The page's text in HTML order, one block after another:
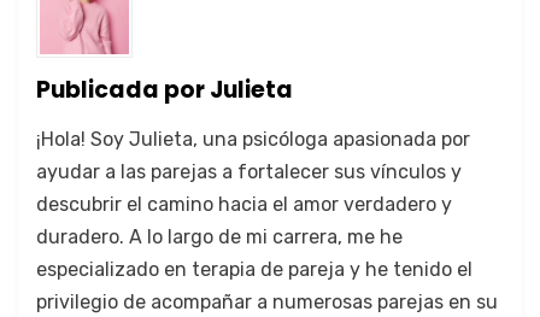
fin de la relación. Sin
Publicada porJulieta
¡Hola! Soy Julieta, una psicóloga apasionada por
ayudar a las parejas a fortalecer sus vínculos y
descubrir el camino hacia el amor verdadero y
duradero. A lo largo de mi carrera, me he
especializado en terapia de pareja y he tenido el
privilegio de acompañar a numerosas parejas en su